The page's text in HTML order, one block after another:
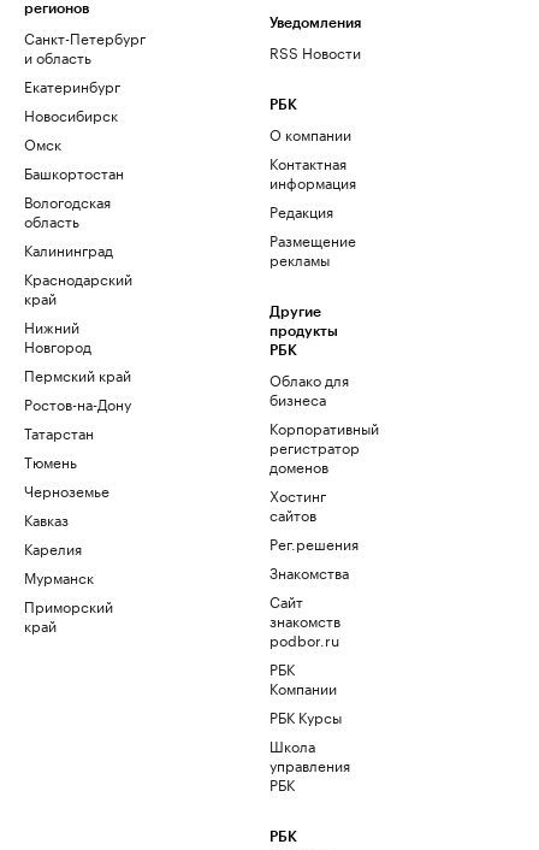
регионов
Санкт-Петербург
и область
Екатеринбург
Новосибирск
Омск
Башкортостан
Вологодская
область
Калининград
Краснодарский
край
Нижний
Новгород
Пермский край
Ростов-на-Дону
Татарстан
Тюмень
Черноземье
Кавказ
Карелия
Мурманск
Приморский
край
Уведомления
RSS Новости
РБК
О компании
Контактная
информация
Редакция
Размещение
рекламы
Другие
продукты
РБК
Облако для
бизнеса
Корпоративный
регистратор
доменов
Хостинг
сайтов
Рег.решения
Знакомства
Сайт
знакомств
podbor.ru
РБК
Компании
РБК Курсы
Школа
управления
РБК
РБК